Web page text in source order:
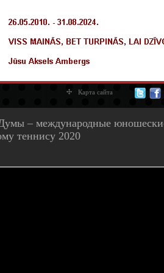
Карта сайта
– международные
теннису 2020